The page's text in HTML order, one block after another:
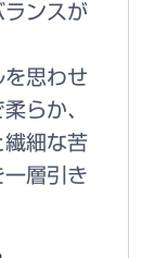
ランスが
を思わせ
らか、
繊細な苦
層引き